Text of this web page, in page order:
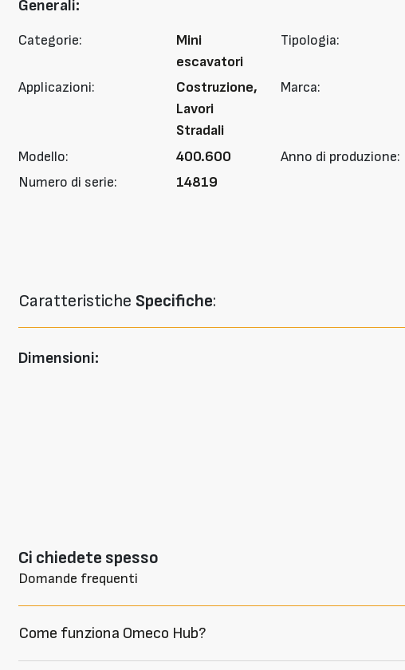
Generali:
Categorie:
Mini
escavatori
Tipologia:
Applicazioni:
Costruzione,
Lavori
Stradali
Marca:
Modello: 400.600 Anno di produzione:
Numero di serie:
14819
Caratteristiche Specifiche:
Dimensioni:
Ci chiedete spesso
Domande frequenti
Come funziona Omeco Hub?